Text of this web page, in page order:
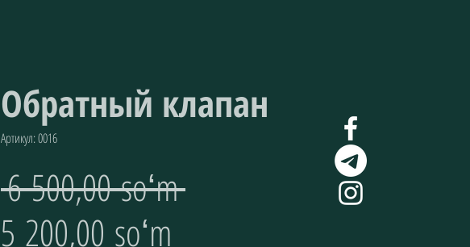
Обратный клапан
Артикул: 0016
6 500,00 soʻm Обычная
5 200,00 soʻm